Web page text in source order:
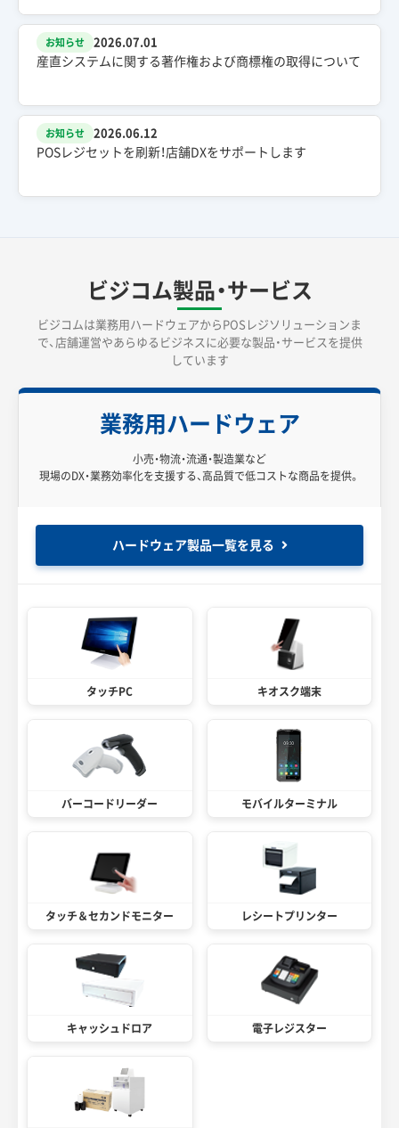
お知らせ 2026.07.01
産直システムに関する著作権および商標権の取得について
お知らせ 2026.06.12
POSレジセットを刷新！店舗DXをサポートします
ビジコム製品・サービス
ビジコムは業務用ハードウェアからPOSレジソリューションま
で、 店舗運営やあらゆるビジネスに必要な製品・サービスを提供
しています
業務用ハードウェア
小売・物流・流通・製造業など
現場のDX・業務効率化を支援する、高品質で低コストな商品を提供。
ハードウェア製品一覧を見る
タッチPC キオスク端末
バーコードリーダー モバイルターミナル
タッチ＆セカンドモニター レシートプリンター
キャッシュドロア 電子レジスター